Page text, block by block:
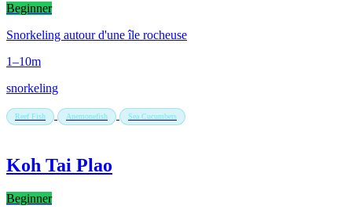
Beginner
Snorkeling autour d'une île rocheuse
1–10m
snorkeling
Reef Fish Anemonefish Sea Cucumbers
Koh Tai Plao
Beginner